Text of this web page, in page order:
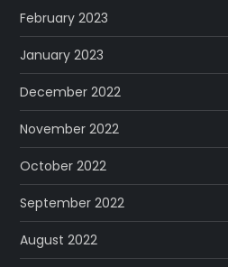
February 2023
January 2023
December 2022
November 2022
October 2022
September 2022
August 2022